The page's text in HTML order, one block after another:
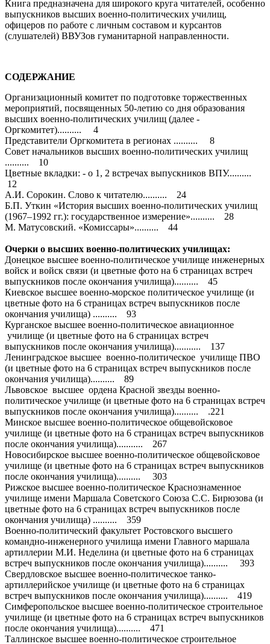
Книга предназначена для широкого круга читателей, особенно
выпускников высших военно-политических училищ,
офицеров по работе с личным составом и курсантов
(слушателей) ВВУЗов гуманитарной направленности.
СОДЕРЖАНИЕ
Организационный комитет по подготовке торжественных
мероприятий, посвященных 50-летию со дня образования
высших военно-политических училищ (далее -
Оргкомитет).......... 4
Представители Оргкомитета в регионах .......... 8
Совет начальников высших военно-политических училищ
.......... 10
Цветные вкладки: - о 1, 2 встречах выпускников ВПУ..........
12
А.И. Сорокин. Слово к читателю.......... 24
Б.П. Уткин «История высших военно-политических училищ
(1967–1992 гг.): государственное измерение».......... 28
М. Матусовский. «Комиссары».......... 44
Очерки о высших военно-политических училищах:
Донецкое высшее военно-политическое училище инженерных
войск и войск связи (и цветные фото на 6 страницах встреч
выпускников после окончания училища).......... 45
Киевское высшее военно-морское политическое училище (и
цветные фото на 6 страницах встреч выпускников после
окончания училища) .......... 93
Курганское высшее военно-политическое авиационное
училище (и цветные фото на 6 страницах встреч
выпускников после окончания училища)........... 137
Ленинградское высшее военно-политическое училище ПВО
(и цветные фото на 6 страницах встреч выпускников после
окончания училища).......... 89
Львовское высшее ордена Красной звезды военно-
политическое училище (и цветные фото на 6 страницах встреч
выпускников после окончания училища).......... .221
Минское высшее военно-политическое общевойсковое
училище (и цветные фото на 6 страницах встреч выпускников
после окончания училища)........... 267
Новосибирское высшее военно-политическое общевойсковое
училище (и цветные фото на 6 страницах встреч выпускников
после окончания училища).......... 303
Рижское высшее военно-политическое Краснознаменное
училище имени Маршала Советского Союза С.С. Бирюзова (и
цветные фото на 6 страницах встреч выпускников после
окончания училища) .......... 359
Военно-политический факультет Ростовского высшего
командно-инженерного училища имени Главного маршала
артиллерии М.И. Неделина (и цветные фото на 6 страницах
встреч выпускников после окончания училища).......... 393
Свердловское высшее военно-политическое танко-
артиллерийское училище (и цветные фото на 6 страницах
встреч выпускников после окончания училища).......... 419
Симферопольское высшее военно-политическое строительное
училище (и цветные фото на 6 страницах встреч выпускников
после окончания училища).......... 471
Таллинское высшее военно-политическое строительное